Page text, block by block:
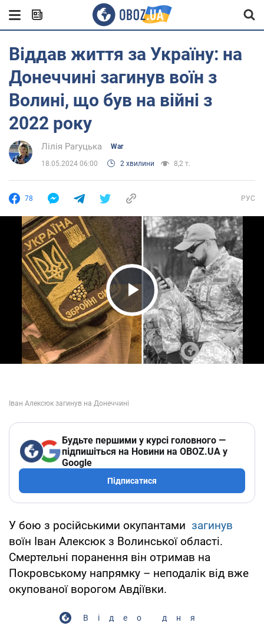
Віддав життя за Україну: на
Донеччині загинув воїн з
Волині, що був на війні з
2022 року
Лілія Рагуцька War
18.05.2024 06:00 2 хвилини 8,2 т.
78 РУС
Play Video
Будьте першими у курсі головного —
підпишіться на Новини на OBOZ.UA у
Google
Підписатися
У бою з російськими окупантами загинув
воїн Іван Алексюк з Волинської області.
Смертельні поранення він отримав на
Покровському напрямку – неподалік від вже
окупованої ворогом Авдіївки.
Відео дня